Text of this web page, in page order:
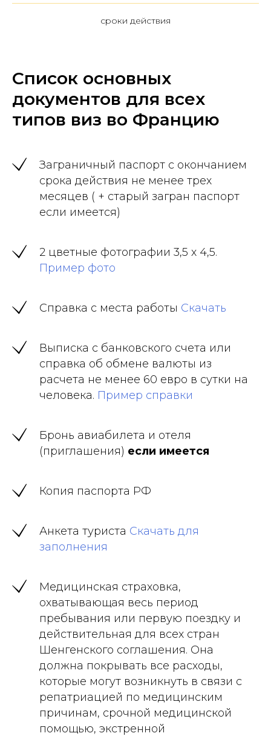
сроки действия
Список основных
документов для всех
типов виз во Францию
Заграничный паспорт с окончанием
срока действия не менее трех
месяцев ( + старый загран паспорт
если имеется)
2 цветные фотографии 3,5 х 4,5.
Пример фото
Справка с места работы Скачать
Выписка с банковского счета или
справка об обмене валюты из
расчета не менее 60 евро в сутки на
человека. Пример справки
Бронь авиабилета и отеля
(приглашения) если имеется
Копия паспорта РФ
Анкета туриста Скачать для
заполнения
Медицинская страховка,
охватывающая весь период
пребывания или первую поездку и
действительная для всех стран
Шенгенского соглашения. Она
должна покрывать все расходы,
которые могут возникнуть в связи с
репатриацией по медицинским
причинам, срочной медицинской
помощью, экстренной